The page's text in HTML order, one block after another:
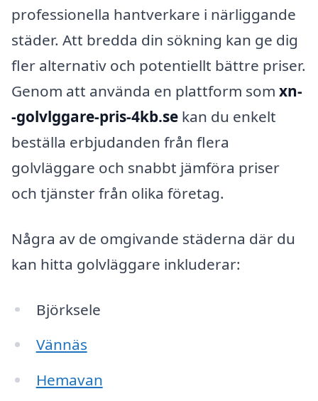
professionella hantverkare i närliggande
städer. Att bredda din sökning kan ge dig
fler alternativ och potentiellt bättre priser.
Genom att använda en plattform som xn-
-golvlggare-pris-4kb.se kan du enkelt
beställa erbjudanden från flera
golvläggare och snabbt jämföra priser
och tjänster från olika företag.
Några av de omgivande städerna där du
kan hitta golvläggare inkluderar:
Björksele
Vännäs
Hemavan